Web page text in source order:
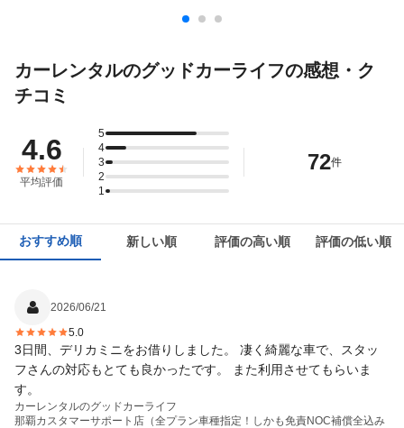
カーレンタルのグッドカーライフの感想・ク
チコミ
4.6
平均評価
5
4
3
2
1
72件
おすすめ順 新しい順 評価の高い順 評価の低い順
2026/06/21
5.0
3日間、デリカミニをお借りしました。 凄く綺麗な車で、スタッ
フさんの対応もとても良かったです。 また利用させてもらいま
す。
カーレンタルのグッドカーライフ
那覇カスタマーサポート店（全プラン車種指定！しかも免責NOC補償全込み